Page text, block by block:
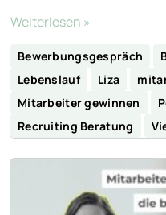
Weiterlesen »
Bewerbungsgespräch
Lebenslauf
Liza
Mitarbeiter gewinnen
Recruiting Beratung